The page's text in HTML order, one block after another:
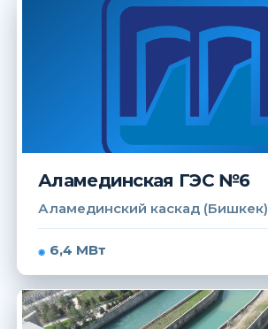
Аламединская ГЭС №6
Аламединский каскад (Бишкек)
6,4 МВт